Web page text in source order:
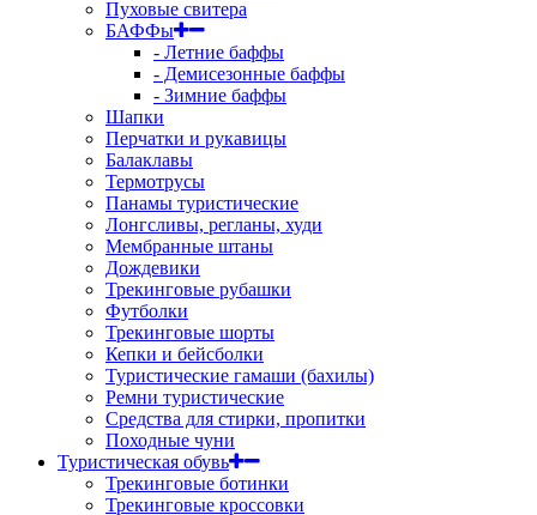
Пуховые свитера
БАФФы
- Летние баффы
- Демисезонные баффы
- Зимние баффы
Шапки
Перчатки и рукавицы
Балаклавы
Термотрусы
Панамы туристические
Лонгсливы, регланы, худи
Мембранные штаны
Дождевики
Трекинговые рубашки
Футболки
Трекинговые шорты
Кепки и бейсболки
Туристические гамаши (бахилы)
Ремни туристические
Средства для стирки, пропитки
Походные чуни
Туристическая обувь
Трекинговые ботинки
Трекинговые кроссовки